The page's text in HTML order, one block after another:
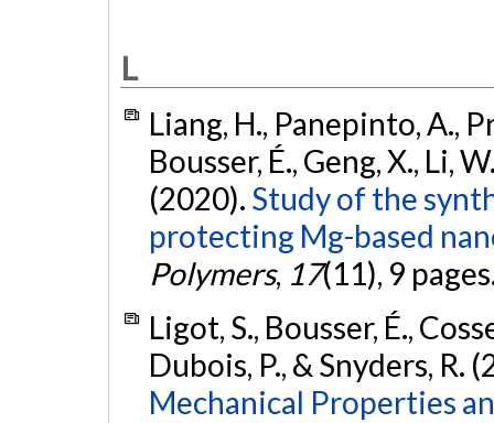
L
Liang, H., Panepinto, A.,
Bousser, É., Geng, X., Li,
(2020). Study of the
protecting Mg-based
Polymers, 17(11), 9
Ligot, S., Bousser, É.,
Dubois, P., & Snyders, R.
Mechanical Properties